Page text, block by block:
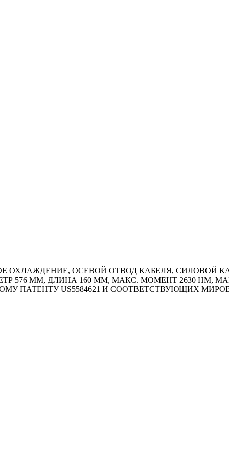
ОХЛАЖДЕНИЕ, ОСЕВОЙ ОТВОД КАБЕЛЯ, СИЛОВОЙ
576 ММ, ДЛИНА 160 ММ, МАКС. МОМЕНТ 2630 HM,
ПАТЕНТУ US5584621 И СООТВЕТСТВУЮЩИХ